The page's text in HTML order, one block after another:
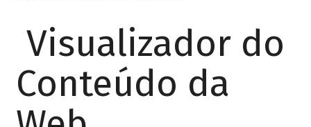
Visualizador do
Conteúdo da